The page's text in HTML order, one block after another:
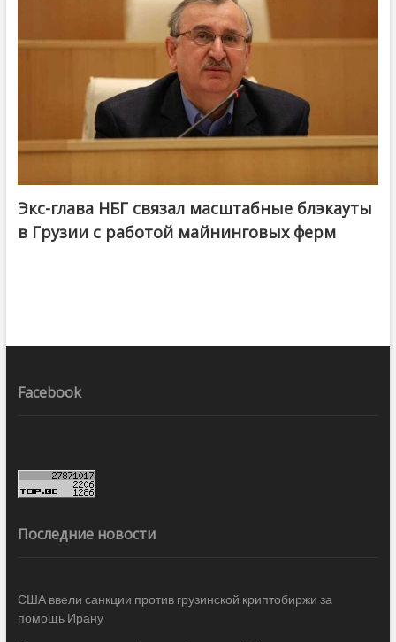
Экс-глава НБГ связал масштабные блэкауты
в Грузии с работой майнинговых ферм
Facebook
Последние новости
США ввели санкции против грузинской криптобиржи за
помощь Ирану